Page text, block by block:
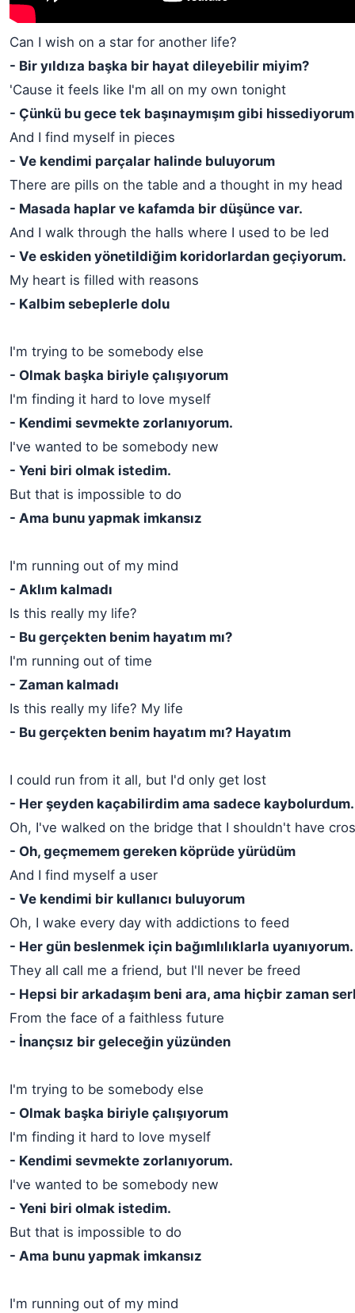
Can I wish on a star for another life?
- Bir yıldıza başka bir hayat dileyebilir miyim?
'Cause it feels like I'm all on my own tonight
- Çünkü bu gece tek başınaymışım gibi
And I find myself in pieces
- Ve kendimi parçalar halinde buluyorum
There are pills on the table and a thought in my head
- Masada haplar ve kafamda bir düşünce var.
And I walk through the halls where I used to be led
- Ve eskiden yönetildiğim koridorlardan geçiyorum.
My heart is filled with reasons
- Kalbim sebeplerle dolu
I'm trying to be somebody else
- Olmak başka biriyle çalışıyorum
I'm finding it hard to love myself
- Kendimi sevmekte zorlanıyorum.
I've wanted to be somebody new
- Yeni biri olmak istedim.
But that is impossible to do
- Ama bunu yapmak imkansız
I'm running out of my mind
- Aklım kalmadı
Is this really my life?
- Bu gerçekten benim hayatım mı?
I'm running out of time
- Zaman kalmadı
Is this really my life? My life
- Bu gerçekten benim hayatım mı? Hayatım
I could run from it all, but I'd only get lost
- Her şeyden kaçabilirdim ama sadece kaybolurdum.
Oh, I've walked on the bridge that I shouldn't have
- Oh, geçmemem gereken köprüde yürüdüm
And I find myself a user
- Ve kendimi bir kullanıcı buluyorum
Oh, I wake every day with addictions to feed
- Her gün beslenmek için bağımlılıklarla uyanıyorum.
They all call me a friend, but I'll never be freed
- Hepsi bir arkadaşım beni ara, ama hiçbir zaman
From the face of a faithless future
- İnançsız bir geleceğin yüzünden
I'm trying to be somebody else
- Olmak başka biriyle çalışıyorum
I'm finding it hard to love myself
- Kendimi sevmekte zorlanıyorum.
I've wanted to be somebody new
- Yeni biri olmak istedim.
But that is impossible to do
- Ama bunu yapmak imkansız
I'm running out of my mind